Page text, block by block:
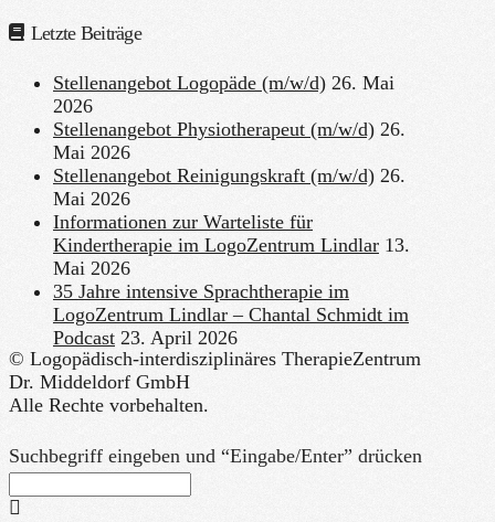
Letzte Beiträge
Stellenangebot Logopäde (m/w/d) 26. Mai
2026
Stellenangebot Physiotherapeut (m/w/d) 26.
Mai 2026
Stellenangebot Reinigungskraft (m/w/d) 26.
Mai 2026
Informationen zur Warteliste für
Kindertherapie im LogoZentrum Lindlar 13.
Mai 2026
35 Jahre intensive Sprachtherapie im
LogoZentrum Lindlar – Chantal Schmidt im
Podcast 23. April 2026
© Logopädisch-interdisziplinäres TherapieZentrum
Dr. Middeldorf GmbH
Alle Rechte vorbehalten.
Suchbegriff eingeben und “Eingabe/Enter” drücken